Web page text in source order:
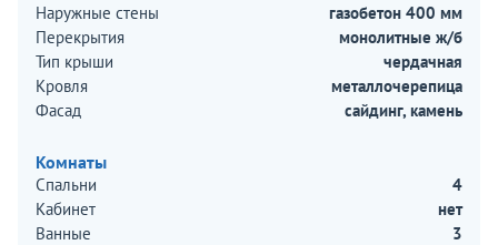
Наружные стены
газобетон 400 мм
Перекрытия
монолитные ж/б
Тип крыши
чердачная
Кровля
металлочерепица
Фасад
сайдинг, камень
Комнаты
Спальни
4
Кабинет
нет
Ванные
3